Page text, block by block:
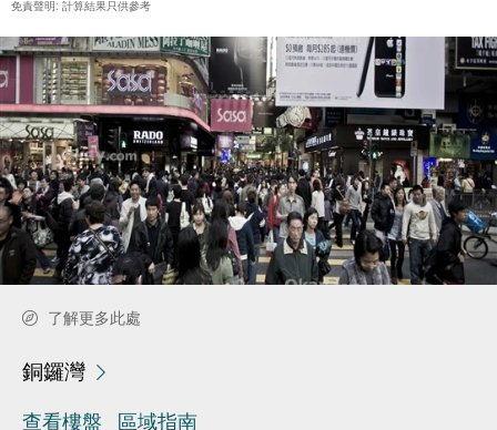
免責聲明: 計算結果只供參考
了解更多此處
銅鑼灣
查看樓盤 區域指南